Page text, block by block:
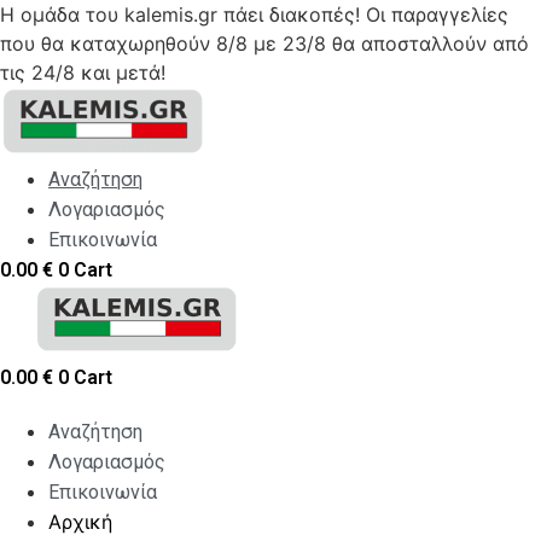
Η ομάδα του kalemis.gr πάει διακοπές! Οι παραγγελίες
που θα καταχωρηθούν 8/8 με 23/8 θα αποσταλλούν από
τις 24/8 και μετά!
Skip
content
Αναζήτηση
Λογαριασμός
Επικοινωνία
0.00 € 0 Cart
0.00 € 0 Cart
Αναζήτηση
Λογαριασμός
Επικοινωνία
Αρχική